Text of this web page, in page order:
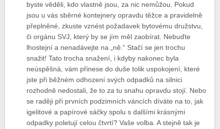
byste věděli, kdo vlastně jsou, za nic nemůžou. Pokud
jsou u vás sběrné kontejnery opravdu těžce a pravidelně
přeplněné, zkuste vznést požadavek bytovému družstvu,
či orgánu SVJ, který by se jím měl zaobírat. Nebuďte
lhostejní a nenadávejte na „ně.“ Stačí se jen trochu
snažit! Tato trocha snažení, i kdyby nakonec byla
neúspěšná, vám přinese do duše tolik uspokojení, které
jste při běžném odhození svých odpadků na silnici
rozhodně nedostali, že to za tu snahu opravdu stojí. Nebo
se raději při prvních podzimních váncích díváte na to, jak
igelitové a papírové sáčky spolu s dalšími krásnými
odpadky poletují celou čtvrtí? Vaše volba. A stejně tak je